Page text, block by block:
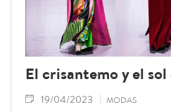
El crisantemo y el
19/04/2023 MODAS